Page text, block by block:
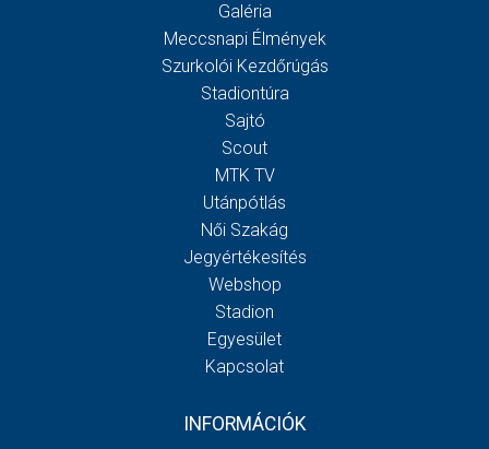
Galéria
Meccsnapi Élmények
Szurkolói Kezdőrúgás
Stadiontúra
Sajtó
Scout
MTK TV
Utánpótlás
Női Szakág
Jegyértékesítés
Webshop
Stadion
Egyesület
Kapcsolat
INFORMÁCIÓK